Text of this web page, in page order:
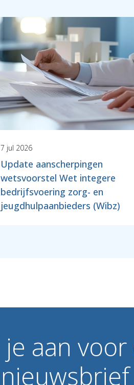
7 jul 2026
Update aanscherpingen
wetsvoorstel Wet integere
bedrijfsvoering zorg- en
jeugdhulpaanbieders (Wibz)
je aan voor
nieuwsbrief